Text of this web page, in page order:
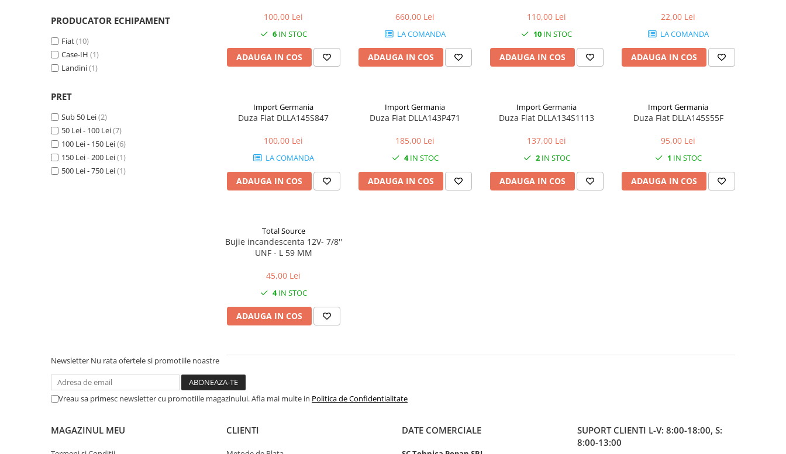
1.5.6. Răcire
1.5.7. Filtre
1.5.8. Esapamente
1.5.9. Chiulasa si supape
1.5.10. Distributie si accesorii
1.6. Electrice
1.6.6 Priza & Stechere
1.6.7. Diverse
1.7. Sisteme de franare
1.7.1 Cablu frana
PRODUCATOR ECHIPAMENT
Fiat(10)
Case-IH (1)
Landini(1)
PRET
Sub 50 Lei(2)
50 Lei - 100 Lei(7)
100 Lei - 150 Lei(6)
150 Lei - 200 Lei(1)
500 Lei - 750 Lei(1)
100,00 Lei
6IN STOC
ADAUGA IN COS
660,00 Lei
LA COMANDA
ADAUGA IN COS
110,00 Lei
10 IN STOC
ADAUGA IN COS
22,00 Lei
LA COMANDA
ADAUGA IN COS
Import Germania
Duza Fiat DLLA145S847
100,00 Lei
LA COMANDA
ADAUGA IN COS
Import Germania
Duza Fiat DLLA143P471
185,00 Lei
4IN STOC
ADAUGA IN COS
Import Germania
Duza Fiat DLLA134S1113
137,00 Lei
2IN STOC
ADAUGA IN COS
Import Germania
Duza Fiat DLLA145S55F
95,00 Lei
1 IN STOC
ADAUGA IN COS
Total Source
Bujie incandescenta 12V- 7/8''
UNF - L 59 MM
45,00 Lei
4IN STOC
ADAUGA IN COS
Newsletter Nu rata ofertele si promotiile noastre
Vreau sa primesc newsletter cu promotiile magazinului. Afla mai multe in Politica de Confidentialitate
MAGAZINUL MEU CLIENTI DATE COMERCIALE SUPORT CLIENTI L-V: 8:00-18:00, S:
8:00-13:00